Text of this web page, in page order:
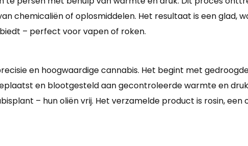
chemicaliën of oplosmiddelen. Het resultaat is een glad,
– perfect voor vapen of roken.
en hoogwaardige cannabis. Het begint met
en blootgesteld aan gecontroleerde warmte en
– hun oliën vrij. Het verzamelde product is rosin,